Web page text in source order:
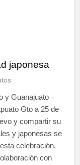
japonesa
y Guanajuato ·
Gto a 25 de
y compartir su
y japonesas se
celebración,
con